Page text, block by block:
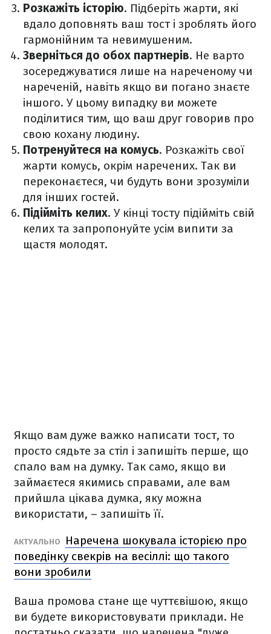
Розкажіть історію. Підберіть жарти, які
вдало доповнять ваш тост і зроблять його
гармонійним та невимушеним.
Зверніться до обох партнерів. Не варто
зосереджуватися лише на нареченому чи
нареченій, навіть якщо ви погано знаєте
іншого. У цьому випадку ви можете
поділитися тим, що ваш друг говорив про
свою кохану людину.
Потренуйтеся на комусь. Розкажіть свої
жарти комусь, окрім наречених. Так ви
переконаєтеся, чи будуть вони зрозуміли
для інших гостей.
Підійміть келих. У кінці тосту підійміть свій
келих та запропонуйте усім випити за
щастя молодят.
Якщо вам дуже важко написати тост, то
просто сядьте за стіл і запишіть перше, що
спало вам на думку. Так само, якщо ви
займаєтеся якимись справами, але вам
прийшла цікава думка, яку можна
використати, – запишіть її.
АКТУАЛЬНО
Наречена шокувала історією про
поведінку свекрів на весіллі: що такого
вони зробили
Ваша промова стане ще чуттєвішою, якщо
ви будете використовувати приклади. Не